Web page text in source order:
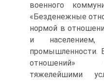
военного
«Безденежные
нормой в
и населением,
промышленности.
отношений»
тяжелейшими